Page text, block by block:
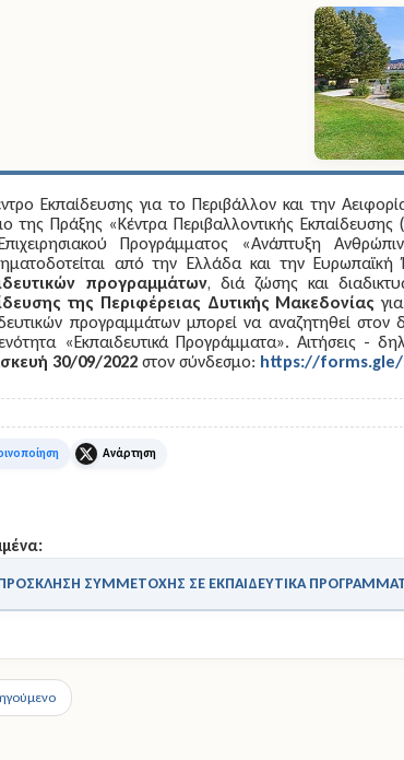
Εκπαίδευσης για το Περιβάλλον και την
της Πράξης «Κέντρα Περιβαλλοντικής
Προγράμματος «Ανάπτυξη
από την Ελλάδα και την
προγραμμάτων, διά ζώσης και
της Περιφέρειας Δυτικής Μακεδονίας
προγραμμάτων μπορεί να αναζητηθεί στον
«Εκπαιδευτικά Προγράμματα». Αιτήσεις -
30/09/2022στον σύνδεσμο: https://forms.gle/
X
ΣΥΜΜΕΤΟΧΗΣ ΣΕ ΕΚΠΑΙΔΕΥΤΙΚA